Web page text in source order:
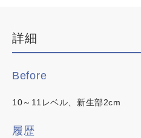
ネイチャーディープカラー
明るい白髪染め
時短カラー
詳細
Before
10～11レベル、新生部2cm
履歴